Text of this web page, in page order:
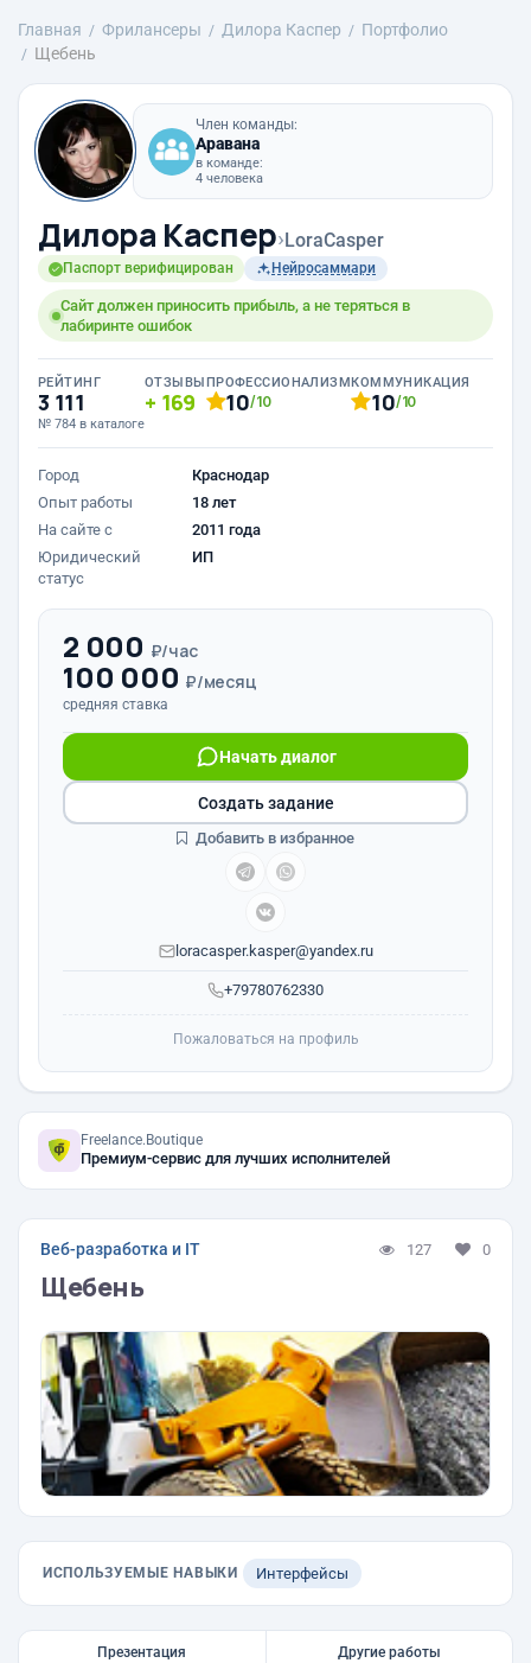
Главная Фрилансеры Дилора Каспер
Портфолио
Щебень
Член команды:
Аравана
в команде:
4 человека
Дилора Каспер›LoraCasper
Паспорт верифицирован Нейросаммари
Сайт должен приносить прибыль, а не теряться в
лабиринте ошибок
РЕЙТИНГ
3 111
№ 784 в каталоге
ОТЗЫВЫ
169
ПРОФЕССИОНАЛИЗМ
10/10
КОММУНИКАЦИЯ
10/10
Город
Краснодар
Опыт работы
18 лет
На сайте с
2011 года
Юридический
статус
ИП
2 000 ₽/час
100 000 ₽/месяц
средняя ставка
+79780762330
Начать диалог
loracasper.kasper@yandex.ru
Создать задание
Добавить в избранное
Пожаловаться на профиль
Freelance.Boutique
Премиум-сервис для лучших исполнителей
Веб-разработка и IT 127 0
Щебень
ИСПОЛЬЗУЕМЫЕ НАВЫКИ Интерфейсы
Презентация Другие работы